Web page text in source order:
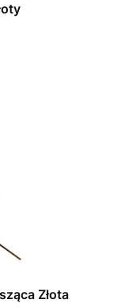
W0297 Kinkiet Złoty
Złota